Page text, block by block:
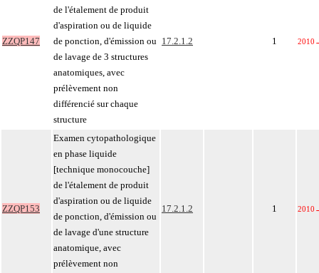
ZZQP147
de l'étalement de produit
d'aspiration ou de liquide
de ponction, d'émission ou
de lavage de 3 structures
anatomiques, avec
prélèvement non
différencié sur chaque
structure
17.2.1.2 1 2010
ZZQP153
Examen cytopathologique
en phase liquide
[technique monocouche]
de l'étalement de produit
d'aspiration ou de liquide
de ponction, d'émission ou
de lavage d'une structure
anatomique, avec
prélèvement non
17.2.1.2 1 2010